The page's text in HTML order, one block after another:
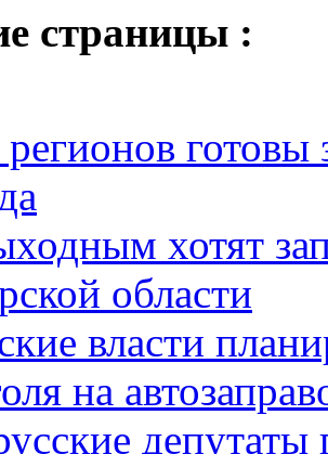
страницы :
готовы
хотят
области
власти
на